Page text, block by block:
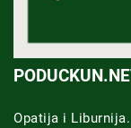
Opatija i